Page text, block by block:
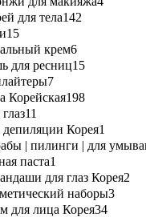
для тела142
15
крем6
для ресниц15
7
Корейская198
11
депиляции Корея1
| пилинги | для
паста1
для глаз Корея2
наборы3
для лица Корея34